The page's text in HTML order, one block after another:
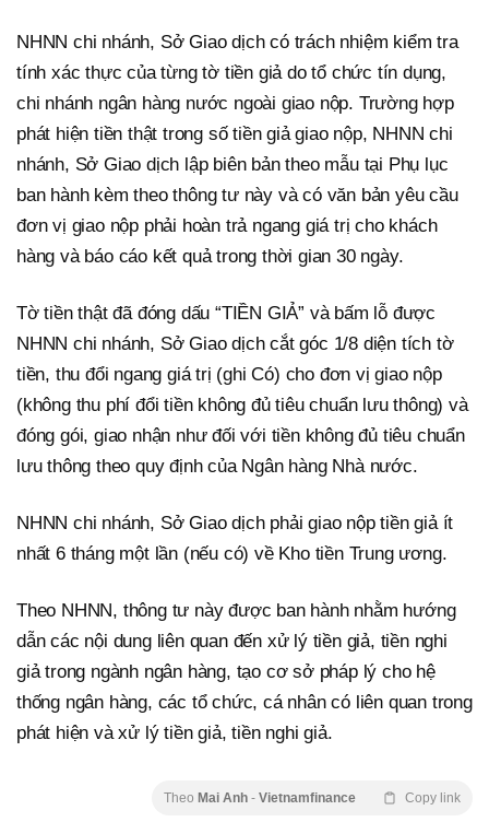
NHNN chi nhánh, Sở Giao dịch có trách nhiệm kiểm tra
tính xác thực của từng tờ tiền giả do tổ chức tín dụng,
chi nhánh ngân hàng nước ngoài giao nộp. Trường hợp
phát hiện tiền thật trong số tiền giả giao nộp, NHNN chi
nhánh, Sở Giao dịch lập biên bản theo mẫu tại Phụ lục
ban hành kèm theo thông tư này và có văn bản yêu cầu
đơn vị giao nộp phải hoàn trả ngang giá trị cho khách
hàng và báo cáo kết quả trong thời gian 30 ngày.
Tờ tiền thật đã đóng dấu “TIỀN GIẢ” và bấm lỗ được
NHNN chi nhánh, Sở Giao dịch cắt góc 1/8 diện tích tờ
tiền, thu đổi ngang giá trị (ghi Có) cho đơn vị giao nộp
(không thu phí đổi tiền không đủ tiêu chuẩn lưu thông) và
đóng gói, giao nhận như đối với tiền không đủ tiêu chuẩn
lưu thông theo quy định của Ngân hàng Nhà nước.
NHNN chi nhánh, Sở Giao dịch phải giao nộp tiền giả ít
nhất 6 tháng một lần (nếu có) về Kho tiền Trung ương.
Theo NHNN, thông tư này được ban hành nhằm hướng
dẫn các nội dung liên quan đến xử lý tiền giả, tiền nghi
giả trong ngành ngân hàng, tạo cơ sở pháp lý cho hệ
thống ngân hàng, các tổ chức, cá nhân có liên quan trong
phát hiện và xử lý tiền giả, tiền nghi giả.
Theo Mai Anh - Vietnamfinance Copy link